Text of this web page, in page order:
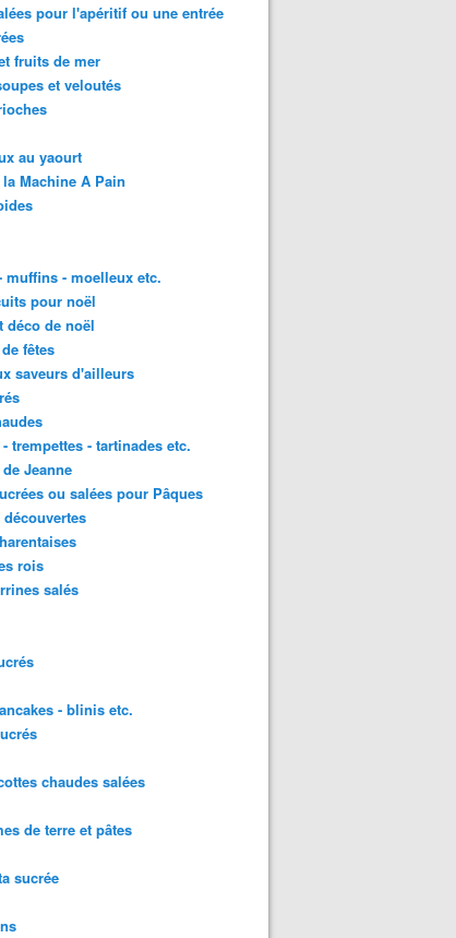
pour l'apéritif ou une entrée
fruits de mer
et veloutés
au yaourt
la Machine A Pain
muffins - moelleux etc.
pour noël
déco de noël
fêtes
saveurs d'ailleurs
trempettes - tartinades etc.
Jeanne
ou salées pour Pâques
découvertes
rois
salés
- blinis etc.
chaudes salées
de terre et pâtes
sucrée